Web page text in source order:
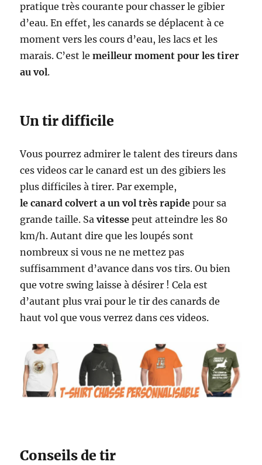
pratique très courante pour chasser le gibier
d’eau. En effet, les canards se déplacent à ce
moment vers les cours d’eau, les lacs et les
marais. C’est lemeilleur moment pour les tirer
au vol.
Un tir difficile
Vous pourrez admirer le talent des tireurs dans
ces videos car le canard est un des gibiers les
plus difficiles à tirer. Par exemple,
le canard colvert a un vol très rapide pour sa
grande taille. Savitesse peut atteindre les 80
km/h. Autant dire que les loupés sont
nombreux si vous ne ne mettez pas
suffisamment d’avance dans vos tirs. Ou bien
que votre swing laisse à désirer ! Cela est
d’autant plus vrai pour le tir des canards de
haut vol que vous verrez dans ces videos.
Conseils de tir